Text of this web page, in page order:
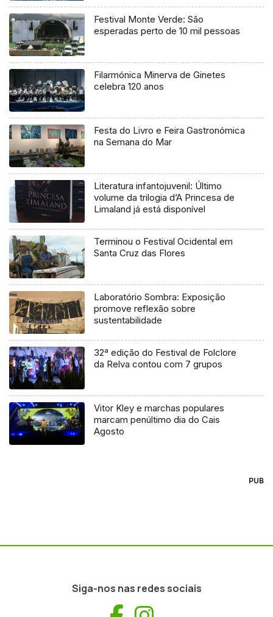
Festival Monte Verde: São
esperadas perto de 10 mil pessoas
Filarmónica Minerva de Ginetes
celebra 120 anos
Festa do Livro e Feira Gastronómica
na Semana do Mar
Literatura infantojuvenil: Último
volume da trilogia d’A Princesa de
Limaland já está disponível
Terminou o Festival Ocidental em
Santa Cruz das Flores
Laboratório Sombra: Exposição
promove reflexão sobre
sustentabilidade
32ª edição do Festival de Folclore
da Relva contou com 7 grupos
Vitor Kley e marchas populares
marcam penúltimo dia do Cais
Agosto
PUB
Siga-nos nas redes sociais